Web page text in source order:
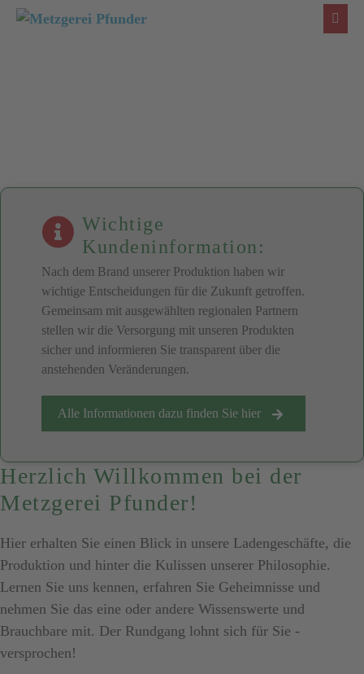
Zum
Wichtige
Kundeninformation:
Nach dem Brand unserer Produktion haben wir
wichtige Entscheidungen für die Zukunft getroffen.
Gemeinsam mit ausgewählten regionalen Partnern
stellen wir die Versorgung mit unseren Produkten
sicher und informieren Sie transparent über die
anstehenden Veränderungen.
Alle Informationen dazu finden Sie hier
Herzlich Willkommen bei der
Metzgerei Pfunder!
Hier erhalten Sie einen Blick in unsere Ladengeschäfte, die
Produktion und hinter die Kulissen unserer Philosophie.
Lernen Sie uns kennen, erfahren Sie Geheimnisse und
nehmen Sie das eine oder andere Wissenswerte und
Brauchbare mit. Der Rundgang lohnt sich für Sie -
versprochen!